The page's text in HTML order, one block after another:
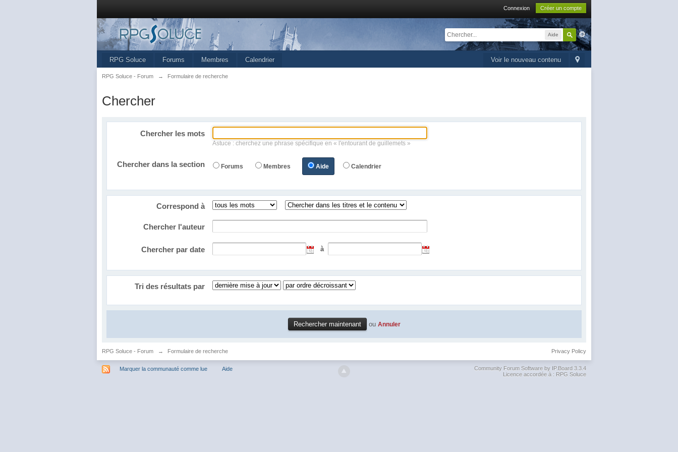
Connexion Créer un compte
Aide
Voir le nouveau contenu
RPG Soluce Forums Membres Calendrier
RPG Soluce - Forum → Formulaire de recherche
Chercher
Chercher les mots
Astuce : cherchez une phrase spécifique en « l'entourant de guillemets »
Chercher dans la section Forums Membres Aide Calendrier
Correspond à
Chercher l'auteur
Chercher par date à
Tri des résultats par
ou Annuler
RPG Soluce - Forum → Formulaire de recherche Privacy Policy
Marquer la communauté comme lue Aide
Community Forum Software by IP.Board 3.3.4
Licence accordée à : RPG Soluce